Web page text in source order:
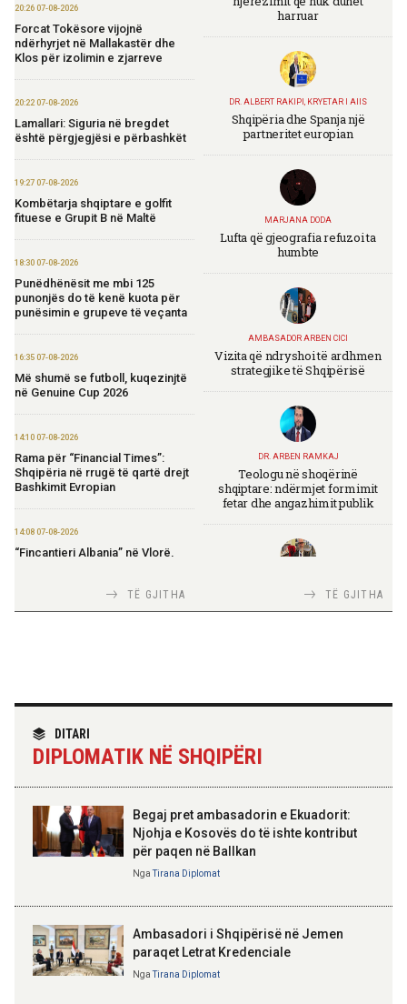
20:26 07-08-2026
Forcat Tokësore vijojnë
ndërhyrjet në Mallakastër dhe
Klos për izolimin e zjarreve
20:22 07-08-2026
Lamallari: Siguria në bregdet
është përgjegjësi e përbashkët
19:27 07-08-2026
Kombëtarja shqiptare e golfit
fituese e Grupit B në Maltë
18:30 07-08-2026
Punëdhënësit me mbi 125
punonjës do të kenë kuota për
punësimin e grupeve të veçanta
16:35 07-08-2026
Më shumë se futboll, kuqezinjtë
në Genuine Cup 2026
14:10 07-08-2026
Rama për “Financial Times”:
Shqipëria në rrugë të qartë drejt
Bashkimit Evropian
14:08 07-08-2026
“Fincantieri Albania” në Vlorë,
praktikat më të mira
14:03 07-08-2026
Kadastra: Regjistrimi i
brenda 30 ditëve nga çelja e
14:01 07-08-2026
Rrugor, kufizime për shoferët e
TË GJITHA
harruar
DR. ALBERT RAKIPI, KRYETAR I AIIS
Shqipëria dhe Spanja një
partneritet europian
MARJANA DODA
Lufta që gjeografia refuzoi ta
humbte
AMBASADOR ARBEN CICI
Vizita që ndryshoi të ardhmen
strategjike të Shqipërisë
DR. ARBEN RAMKAJ
Teologu në shoqërinë
shqiptare: ndërmjet formimit
fetar dhe angazhimit publik
TIRANA DIPLOMAT
TIRANA DIPLOMAT
Skënderbeut dhe Ismail
TË GJITHA
DITARI
DIPLOMATIK NË SHQIPËRI
Begaj pret ambasadorin e Ekuadorit:
Njohja e Kosovës do të ishte kontribut
për paqen në Ballkan
NgaTirana Diplomat
Ambasadori i Shqipërisë në Jemen
paraqet Letrat Kredenciale
NgaTirana Diplomat